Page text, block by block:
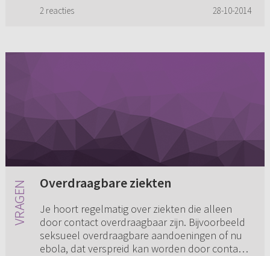
2 reacties 28-10-2014
Overdraagbare ziekten
Je hoort regelmatig over ziekten die alleen
door contact overdraagbaar zijn. Bijvoorbeeld
seksueel overdraagbare aandoeningen of nu
ebola, dat verspreid kan worden door contact